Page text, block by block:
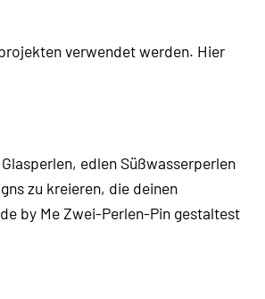
verwendet werden. Hier
edlen Süßwasserperlen
zu kreieren, die deinen
by Me Zwei-Perlen-Pin gestaltest